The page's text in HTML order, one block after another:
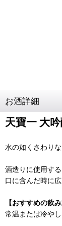
お酒詳細
天寶一 大
水の如くさわり
酒造りに使用す
口に含んだ時に
【おすすめの飲み
常温または冷や